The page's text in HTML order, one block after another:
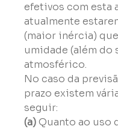
efetivos com esta
atualmente
(maior inércia)
umidade (além do
atmosférico.
No caso da
prazo existem
seguir:
(a) Quanto ao uso